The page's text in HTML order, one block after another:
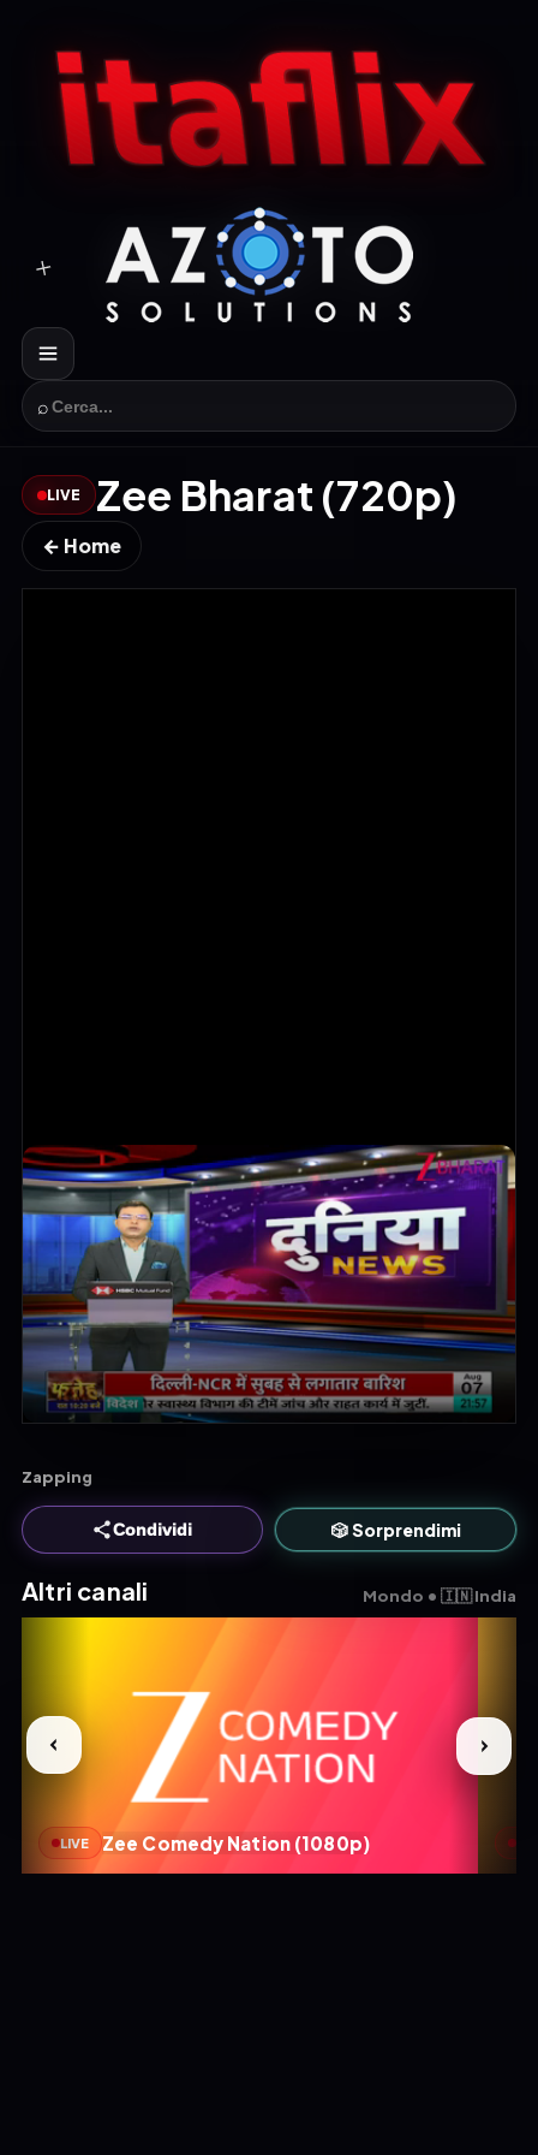
⌕
LIVE Zee Bharat (720p)
← Home
Zapping
Condividi 🎲 Sorprendimi
Altri canali Mondo • 🇮🇳 India
LIVE Zee Comedy Nation (1080p)